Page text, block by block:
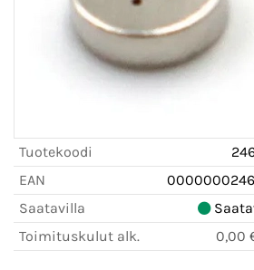
Tuotekoodi
EAN
Saatavilla
Toimituskulut alk.
0,00